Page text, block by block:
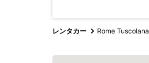
レンタカー Rome Tuscolana